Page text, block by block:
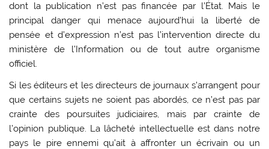
dont la publication n’est pas financée par l’État. Mais le
principal danger qui menace aujourd’hui la liberté de
pensée et d’expression n’est pas l’intervention directe du
ministère de l’Information ou de tout autre organisme
officiel.
Si les éditeurs et les directeurs de journaux s’arrangent pour
que certains sujets ne soient pas abordés, ce n’est pas par
crainte des poursuites judiciaires, mais par crainte de
l’opinion publique. La lâcheté intellectuelle est dans notre
pays le pire ennemi qu’ait à affronter un écrivain ou un